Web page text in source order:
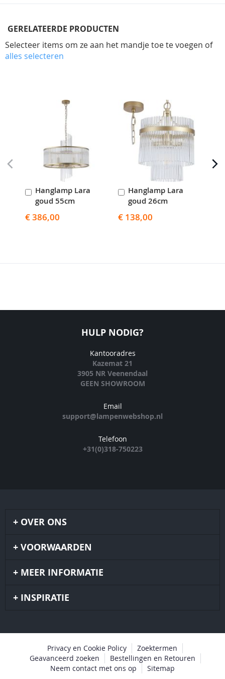
GERELATEERDE PRODUCTEN
Selecteer items om ze aan het mandje toe te voegen of
alles selecteren
Hanglamp Lara
goud 55cm
€ 386,00
In
Winkelwagen
Hanglamp Lara
goud 26cm
€ 138,00
In
Winkelwagen
HULP NODIG?
Kantooradres
Kazemat 21
3905 NR Veenendaal
GEEN SHOWROOM
Email
support@lampenwebshop.nl
Telefoon
+31(0)318-750223
OVER ONS
VOORWAARDEN
MEER INFORMATIE
INSPIRATIE
Privacy en Cookie Policy
Zoektermen
Geavanceerd zoeken
Bestellingen en Retouren
Neem contact met ons op
Sitemap